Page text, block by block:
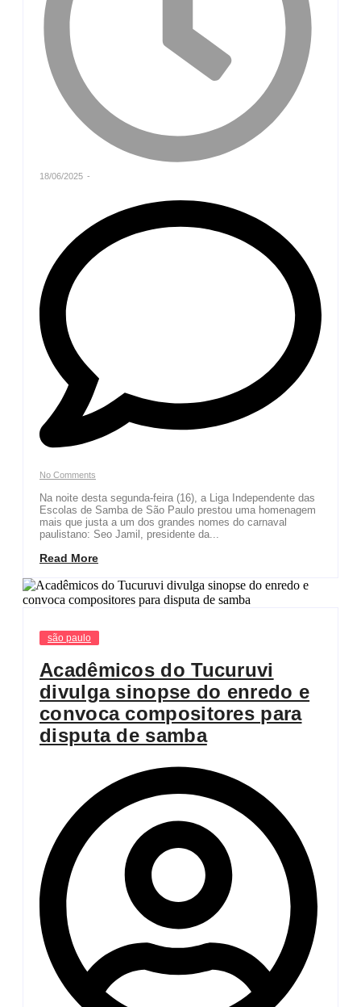
18/06/2025 -
No Comments
Na noite desta segunda-feira (16), a Liga Independente das
Escolas de Samba de São Paulo prestou uma homenagem
mais que justa a um dos grandes nomes do carnaval
paulistano: Seo Jamil, presidente da...
Read More
são paulo
Acadêmicos do Tucuruvi
divulga sinopse do enredo e
convoca compositores para
disputa de samba